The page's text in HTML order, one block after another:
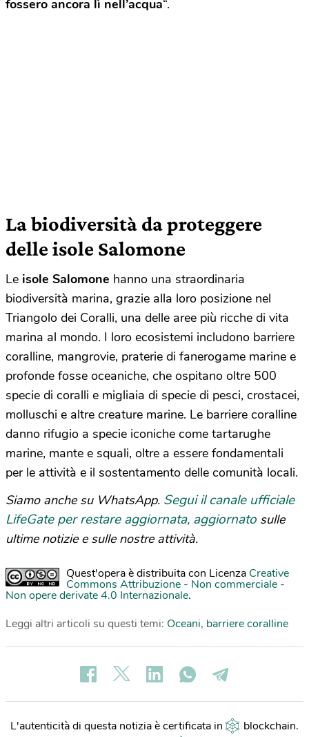
fossero ancora lì nell’acqua“.
La biodiversità da proteggere
delle isole Salomone
Le isole Salomone hanno una straordinaria
biodiversità marina, grazie alla loro posizione nel
Triangolo dei Coralli, una delle aree più ricche di vita
marina al mondo. I loro ecosistemi includono barriere
coralline, mangrovie, praterie di fanerogame marine e
profonde fosse oceaniche, che ospitano oltre 500
specie di coralli e migliaia di specie di pesci, crostacei,
molluschi e altre creature marine. Le barriere coralline
danno rifugio a specie iconiche come tartarughe
marine, mante e squali, oltre a essere fondamentali
per le attività e il sostentamento delle comunità locali.
Siamo anche su WhatsApp. Segui il canale ufficiale
LifeGate per restare aggiornata, aggiornato sulle
ultime notizie e sulle nostre attività.
Quest'opera è distribuita con Licenza Creative
Commons Attribuzione - Non commerciale -
Non opere derivate 4.0 Internazionale.
Leggi altri articoli su questi temi: Oceani, barriere coralline
L'autenticità di questa notizia è certificata in blockchain.